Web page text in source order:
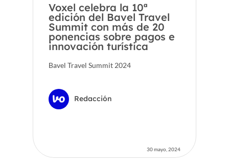
Voxel celebra la 10ª
edición del Bavel Travel
Summit con más de 20
ponencias sobre pagos e
innovación turística
Bavel Travel Summit 2024
Redacción
30 mayo, 2024